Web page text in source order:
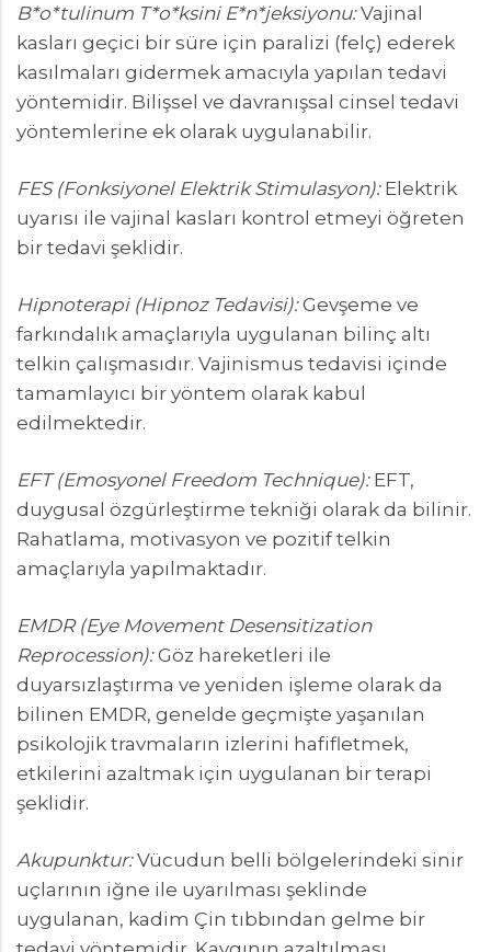
B*o*tulinum T*o*ksini E*n*jeksiyonu:Vajinal
kasları geçici bir süre için paralizi (felç) ederek
kasılmaları gidermek amacıyla yapılan tedavi
yöntemidir. Bilişsel ve davranışsal cinsel tedavi
yöntemlerine ek olarak uygulanabilir.
FES (Fonksiyonel Elektrik Stimulasyon):Elektrik
uyarısı ile vajinal kasları kontrol etmeyi öğreten
bir tedavi şeklidir.
Hipnoterapi (Hipnoz Tedavisi):Gevşeme ve
farkındalık amaçlarıyla uygulanan bilinç altı
telkin çalışmasıdır. Vajinismus tedavisi içinde
tamamlayıcı bir yöntem olarak kabul
edilmektedir.
EFT (Emosyonel Freedom Technique):EFT,
duygusal özgürleştirme tekniği olarak da bilinir.
Rahatlama, motivasyon ve pozitif telkin
amaçlarıyla yapılmaktadır.
EMDR (Eye Movement Desensitization
Reprocession):Göz hareketleri ile
duyarsızlaştırma ve yeniden işleme olarak da
bilinen EMDR, genelde geçmişte yaşanılan
psikolojik travmaların izlerini hafifletmek,
etkilerini azaltmak için uygulanan bir terapi
şeklidir.
Akupunktur:Vücudun belli bölgelerindeki sinir
uçlarının iğne ile uyarılması şeklinde
uygulanan, kadim Çin tıbbından gelme bir